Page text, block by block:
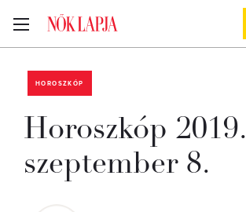
HOROSZKÓP
Horoszkóp 2019.
szeptember 8.